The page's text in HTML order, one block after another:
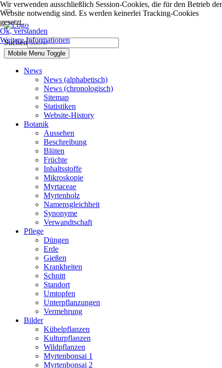
Suchen
Mobile Menu Toggle
News
News (alphabetisch)
News (chronologisch)
Sitemap
Statistiken
Website-History
Botanik
Aussehen
Beschreibung
Blüten
Früchte
Inhaltsstoffe
Mikroskopie
Myrtaceae
Myrtenholz
Namensgleichheit
Synonyme
Verwandtschaft
Pflege
Düngen
Erde
Gießen
Krankheiten
Schnitt
Standort
Umtopfen
Unterpflanzungen
Vermehrung
Bilder
Kübelpflanzen
Kulturpflanzen
Wildpflanzen
Myrtenbonsai 1
Myrtenbonsai 2
Wir verwenden ausschließlich Session-Cookies, die für den Betrieb der
Website notwendig sind. Es werden keinerlei Tracking-Cookies
gesetzt.
Ok, verstanden
Weitere Informationen